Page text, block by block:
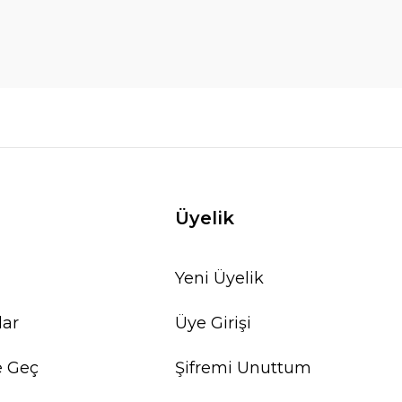
Geç
Üyelik
Yeni Üyelik
Üye Girişi
Şifremi Unuttum